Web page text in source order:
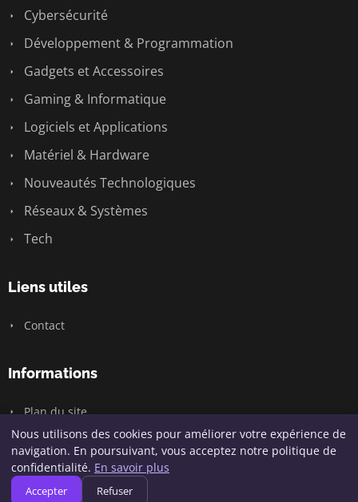
Cybersécurité
Développement & Programmation
Gadgets et Accessoires
Gaming & Informatique
Logiciels et Applications
Matériel & Hardware
Nouveautés Technologiques
Réseaux & Systèmes
Tech
Liens utiles
Contact
Informations
Plan du site
© 2026 Geeksunite.net. Tous droits réservés.
Nous utilisons des cookies pour améliorer votre expérience de
navigation. En poursuivant, vous acceptez notre politique de
confidentialité. En savoir plus
Accepter Refuser